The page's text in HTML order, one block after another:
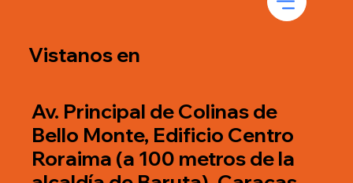
Vistanos en
Av. Principal de Colinas de
Bello Monte, Edificio Centro
Roraima (a 100 metros de la